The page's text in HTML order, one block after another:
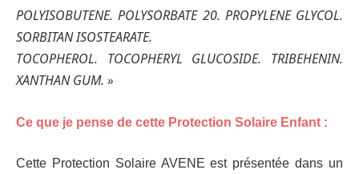
POLYISOBUTENE. POLYSORBATE 20. PROPYLENE GLYCOL.
SORBITAN ISOSTEARATE.
TOCOPHEROL. TOCOPHERYL GLUCOSIDE. TRIBEHENIN.
XANTHAN GUM. »
Ce que je pense de cette Protection Solaire Enfant :
Cette Protection Solaire AVENE est présentée dans un